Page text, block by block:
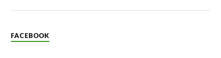
FACEBOOK